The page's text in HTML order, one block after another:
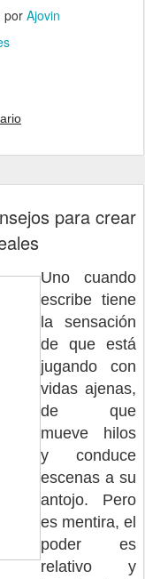
por Ajovin
para crear
Uno cuando
escribe tiene
la sensación
de que está
jugando con
vidas ajenas,
de que
mueve hilos
y conduce
escenas a su
antojo. Pero
es mentira, el
poder es
relativo y